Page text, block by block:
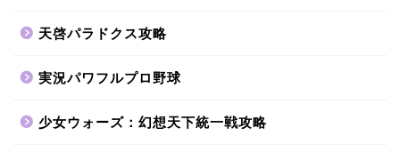
天啓パラドクス攻略
実況パワフルプロ野球
少女ウォーズ：幻想天下統一戦攻略